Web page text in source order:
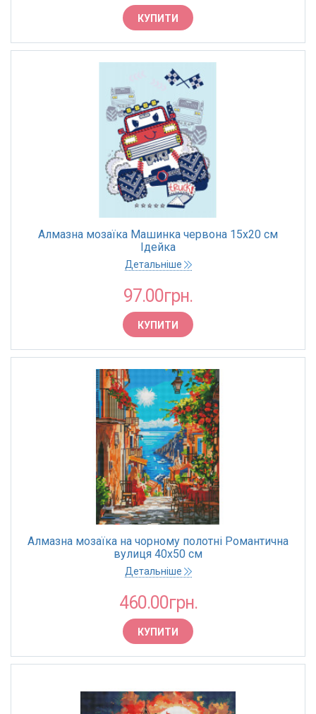
КУПИТИ
Алмазна мозаїка Машинка червона 15х20 см
Ідейка
Детальніше
97.00грн.
КУПИТИ
Алмазна мозаїка на чорному полотні Романтична
вулиця 40х50 см
Детальніше
460.00грн.
КУПИТИ